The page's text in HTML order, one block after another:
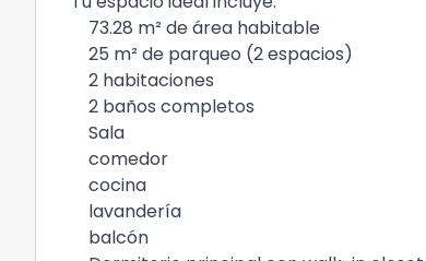
73.28 m² de área habitable
25 m² de parqueo (2 espacios)
2 habitaciones
2 baños completos
Sala
comedor
cocina
lavandería
balcón